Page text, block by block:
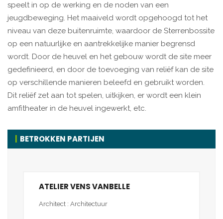
speelt in op de werking en de noden van een
jeugdbeweging. Het maaiveld wordt opgehoogd tot het
niveau van deze buitenruimte, waardoor de Sterrenbossite
op een natuurlijke en aantrekkelijke manier begrensd
wordt. Door de heuvel en het gebouw wordt de site meer
gedefinieerd, en door de toevoeging van reliëf kan de site
op verschillende manieren beleefd en gebruikt worden.
Dit reliëf zet aan tot spelen, uitkijken, er wordt een klein
amfitheater in de heuvel ingewerkt, etc.
BETROKKEN PARTIJEN
ATELIER VENS VANBELLE
Architect : Architectuur